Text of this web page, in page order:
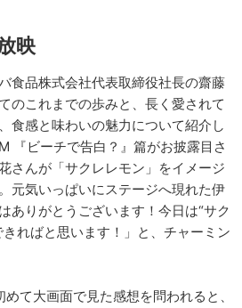
映
食品株式会社代表取締役社長の齋藤
のこれまでの歩みと、長く愛されて
食感と味わいの魅力について紹介し
『ビーチで告白？』篇がお披露目さ
さんが「サクレレモン」をイメージ
元気いっぱいにステージへ現れた伊
ありがとうございます！今日は“サク
ればと思います！」と、チャーミン
て大画面で見た感想を問われると、